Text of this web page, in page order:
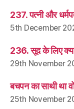
237. पत्नी और
5th December
236. सूद के लिए क्या
29th November
बचपन का साथी था
25th November